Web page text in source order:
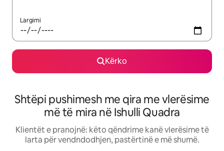
Largimi
Kërko
Shtëpi pushimesh me qira me vlerësime
më të mira në Ishulli Quadra
Klientët e pranojnë: këto qëndrime kanë vlerësime të
larta për vendndodhjen, pastërtinë e më shumë.